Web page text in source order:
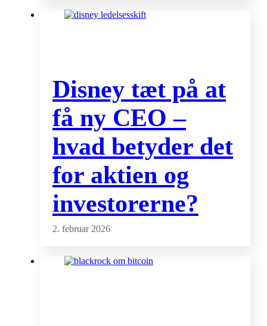
Disney tæt på at
få ny CEO –
hvad betyder det
for aktien og
investorerne?
2. februar 2026